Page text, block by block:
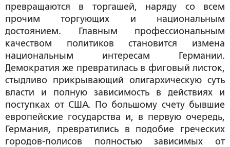
превращаются в торгашей, наряду со всем
прочим торгующих и национальным
достоянием. Главным профессиональным
качеством политиков становится измена
национальным интересам Германии.
Демократия же превратилась в фиговый листок,
стыдливо прикрывающий олигархическую суть
власти и полную зависимость в действиях и
поступках от США. По большому счету бывшие
европейские государства и, в первую очередь,
Германия, превратились в подобие греческих
городов-полисов полностью зависимых от